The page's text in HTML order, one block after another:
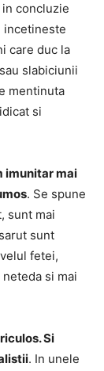
concluzie
incetineste
care duc la
slabiciunii
mentinuta
si
imunitar mai
. Se spune
sunt mai
sunt
fetei,
si mai
Si
. In unele